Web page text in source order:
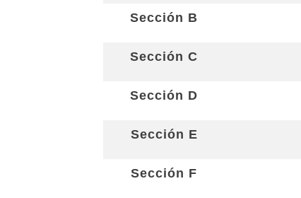
Sección B
Sección C
Sección D
Sección E
Sección F